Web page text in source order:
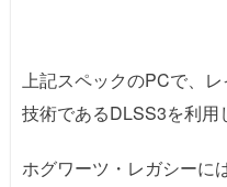
上記スペックのPCで、
技術であるDLSS3を利用
ホグワーツ・レガシーに